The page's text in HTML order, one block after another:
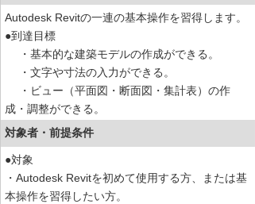
Autodesk Revitの一連の基本操作を習得します。
●到達目標
・基本的な建築モデルの作成ができる。
・文字や寸法の入力ができる。
・ビュー（平面図・断面図・集計表）の作
成・調整ができる。
対象者・前提条件
●対象
・Autodesk Revitを初めて使用する方、または基
本操作を習得したい方。